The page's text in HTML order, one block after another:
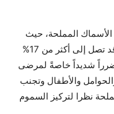
المملحة، حيث
أنها تحتوى على نسبة عالية من الأملاح قد تصل إلى أكثر من 17%
شديداً خاصةً لمرضى
والأطفال وتجنب
نظرا لتركيز السموم